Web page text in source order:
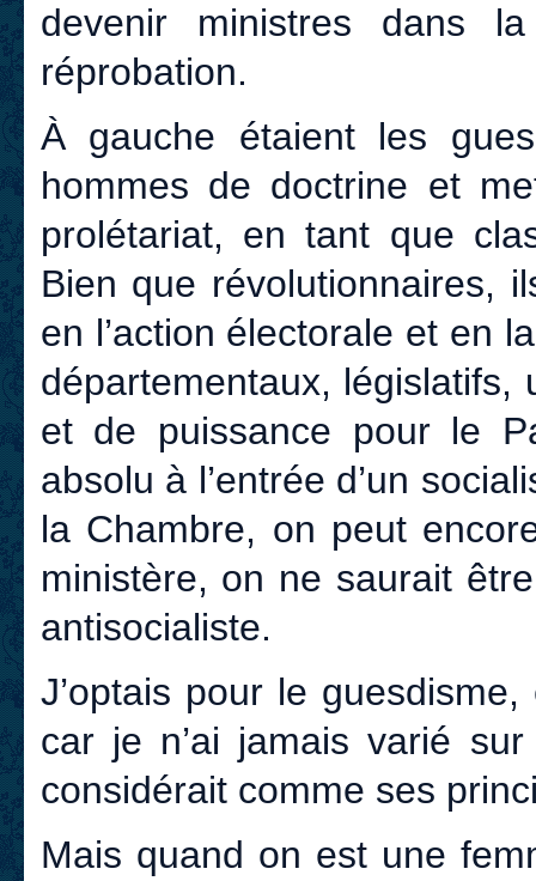
devenir ministres dans
réprobation.
À gauche étaient les
hommes de doctrine et
prolétariat, en tant que
Bien que révolutionnaires,
en l’action électorale et en
départementaux,
et de puissance pour le
absolu à l’entrée d’un
la Chambre, on peut
ministère, on ne saurait
antisocialiste.
J’optais pour le
car je n’ai jamais varié
considérait comme ses
Mais quand on est une